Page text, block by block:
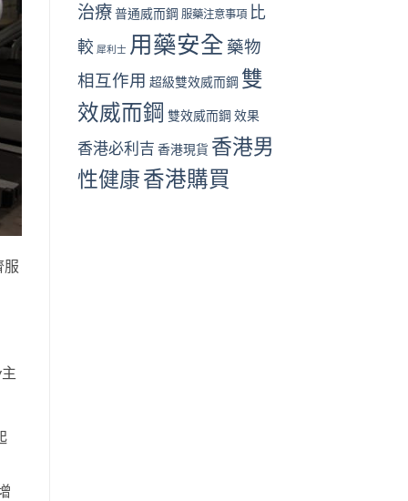
服
治療 普通威而鋼 服藥注意事項 比
較 犀利士 用藥安全 藥物
相互作用 超級雙效威而鋼 雙
效威而鋼 雙效威而鋼 效果
香港必利吉 香港現貨 香港男
性健康香港購買